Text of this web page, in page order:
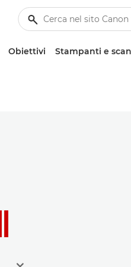
Obiettivi Stampanti e